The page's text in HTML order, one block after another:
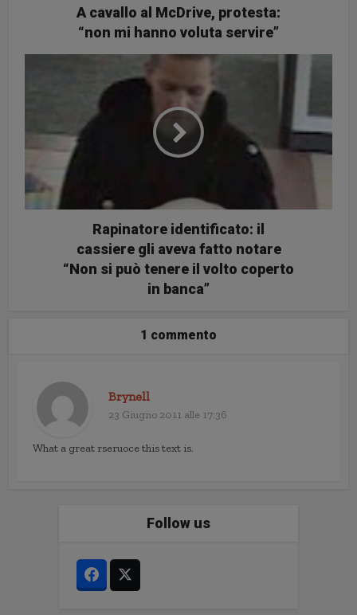
A cavallo al McDrive, protesta:
“non mi hanno voluta servire”
Rapinatore identificato: il
cassiere gli aveva fatto notare
“Non si può tenere il volto coperto
in banca”
1 commento
Brynell
23 Giugno 2011 alle 17:36
What a great rseruoce this text is.
Follow us